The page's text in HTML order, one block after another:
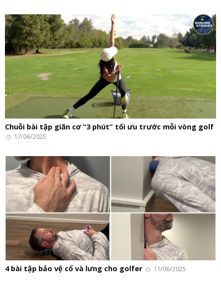
Chuỗi bài tập giãn cơ “3 phút” tối ưu trước mỗi vòng golf
17/06/2025
4 bài tập bảo vệ cổ và lưng cho golfer 11/06/2025